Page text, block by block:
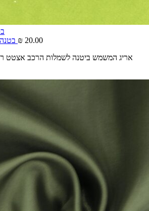
₪ 20.00
אריג המשמש ביטנה לשמלות הרכב אצטט רוחב